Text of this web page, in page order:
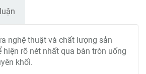
nghệ thuật và chất lượng sản
hiện rõ nét nhất qua bàn tròn uống
khối.